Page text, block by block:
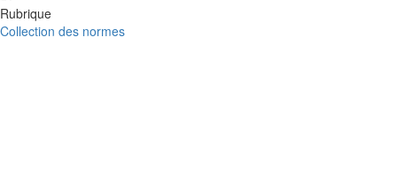
Rubrique
Collection des normes